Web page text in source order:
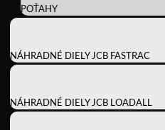
POŤAHY
NÁHRADNÉ DIELY JCB FASTRAC
NÁHRADNÉ DIELY JCB LOADALL